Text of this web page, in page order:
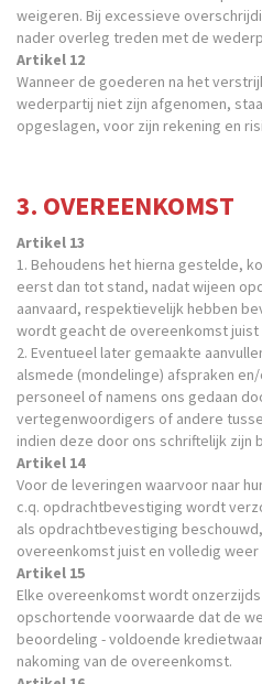
weigeren. Bij excessieve
nader overleg treden met de
Artikel 12
Wanneer de goederen na het
wederpartij niet zijn afgenomen,
opgeslagen, voor zijn rekening en
3. OVEREENKOMST
Artikel 13
1. Behoudens het hierna gestelde,
eerst dan tot stand, nadat wijeen
aanvaard, respektievelijk hebben
wordt geacht de overeenkomst
2. Eventueel later gemaakte
alsmede (mondelinge) afspraken
personeel of namens ons gedaan
vertegenwoordigers of andere
indien deze door ons schriftelijk zijn
Artikel 14
Voor de leveringen waarvoor naar
c.q. opdrachtbevestiging wordt
als opdrachtbevestiging
overeenkomst juist en volledig weer
Artikel 15
Elke overeenkomst wordt
opschortende voorwaarde dat de
beoordeling - voldoende
nakoming van de overeenkomst.